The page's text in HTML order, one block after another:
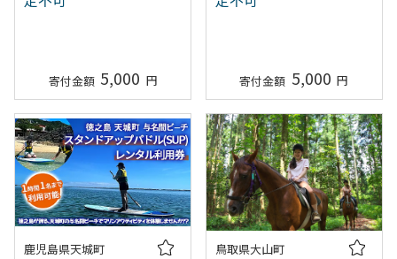
5,000 5,000
鹿児島県天城町 鳥取県大山町